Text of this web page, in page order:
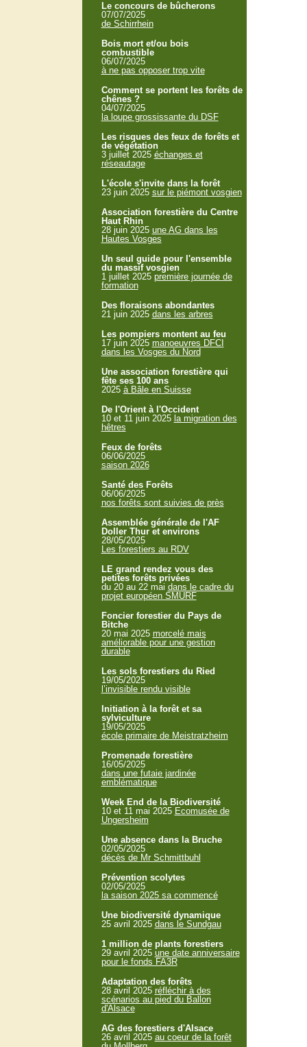
Le concours de bûcherons
07/07/2025
de Schirrhein
Bois mort et/ou bois
combustible
06/07/2025
à ne pas opposer trop vite
Comment se portent les forêts de
chênes ?
04/07/2025
la loupe grossissante du DSF
Les risques des feux de forêts et
de végétation
3 juillet 2025 échanges et
réseautage
L'école s'invite dans la forêt
23 juin 2025 sur le piémont vosgien
Association forestière du Centre
Haut Rhin
28 juin 2025 une AG dans les
Hautes Vosges
Un seul guide pour l'ensemble
du massif vosgien
1 juillet 2025 première journée de
formation
Des floraisons abondantes
21 juin 2025 dans les arbres
Les pompiers montent au feu
17 juin 2025 manoeuvres DFCI
dans les Vosges du Nord
Une association forestière qui
fête ses 100 ans
2025 à Bâle en Suisse
De l'Orient à l'Occident
10 et 11 juin 2025 la migration des
hêtres
Feux de forêts
06/06/2025
saison 2026
Santé des Forêts
06/06/2025
nos forêts sont suivies de près
Assemblée générale de l'AF
Doller Thur et environs
28/05/2025
Les forestiers au RDV
LE grand rendez vous des
petites forêts privées
du 20 au 22 mai dans le cadre du
projet européen SMURF
Foncier forestier du Pays de
Bitche
20 mai 2025 morcelé mais
améliorable pour une gestion
durable
Les sols forestiers du Ried
19/05/2025
l’invisible rendu visible
Initiation à la forêt et sa
sylviculture
19/05/2025
école primaire de Meistratzheim
Promenade forestière
16/05/2025
dans une futaie jardinée
emblématique
Week End de la Biodiversité
10 et 11 mai 2025 Ecomusée de
Ungersheim
Une absence dans la Bruche
02/05/2025
décès de Mr Schmittbuhl
Prévention scolytes
02/05/2025
la saison 2025 sa commencé
Une biodiversité dynamique
25 avril 2025 dans le Sundgau
1 million de plants forestiers
29 avril 2025 une date anniversaire
pour le fonds FA3R
Adaptation des forêts
28 avril 2025 réfléchir à des
scénarios au pied du Ballon
d'Alsace
AG des forestiers d'Alsace
26 avril 2025 au coeur de la forêt